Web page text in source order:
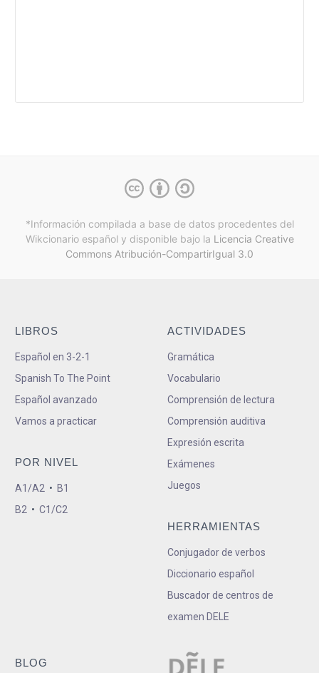
*Información compilada a base de datos procedentes del
Wikcionario español y disponible bajo la Licencia Creative
Commons Atribución-CompartirIgual 3.0
LIBROS
Español en 3-2-1
Spanish To The Point
Español avanzado
Vamos a practicar
POR NIVEL
A1/A2 • B1
B2 • C1/C2
ACTIVIDADES
Gramática
Vocabulario
Comprensión de lectura
Comprensión auditiva
Expresión escrita
Exámenes
Juegos
HERRAMIENTAS
Conjugador de verbos
Diccionario español
Buscador de centros de
examen DELE
BLOG